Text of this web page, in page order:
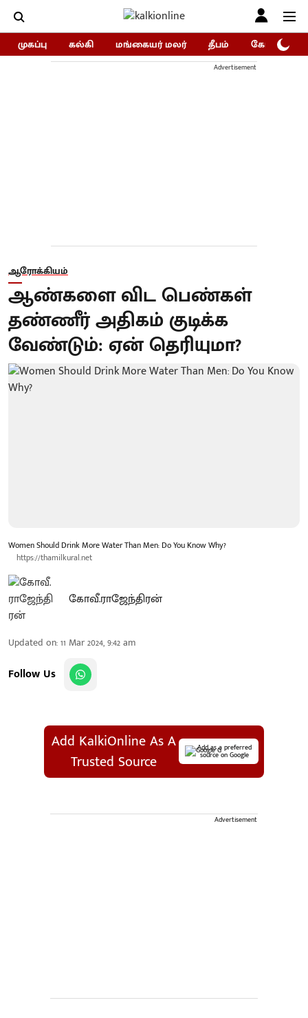
முகப்பு கல்கி மங்கையர் மலர் தீபம் கோகுலம்/
Advertisement
ஆரோக்கியம்
ஆண்களை விட பெண்கள்
தண்ணீர் அதிகம் குடிக்க
வேண்டும்: ஏன் தெரியுமா?
Women Should Drink More Water Than Men: Do You Know Why?
https://thamilkural.net
கோவீ.ராஜேந்திரன்
Updated on:11 Mar 2024, 9:42 am
Follow Us
Add KalkiOnline As A
Trusted Source
Add as a preferred
source on Google
Advertisement